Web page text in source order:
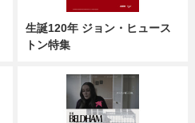
生誕120年 ジョン・ヒュース
トン特集